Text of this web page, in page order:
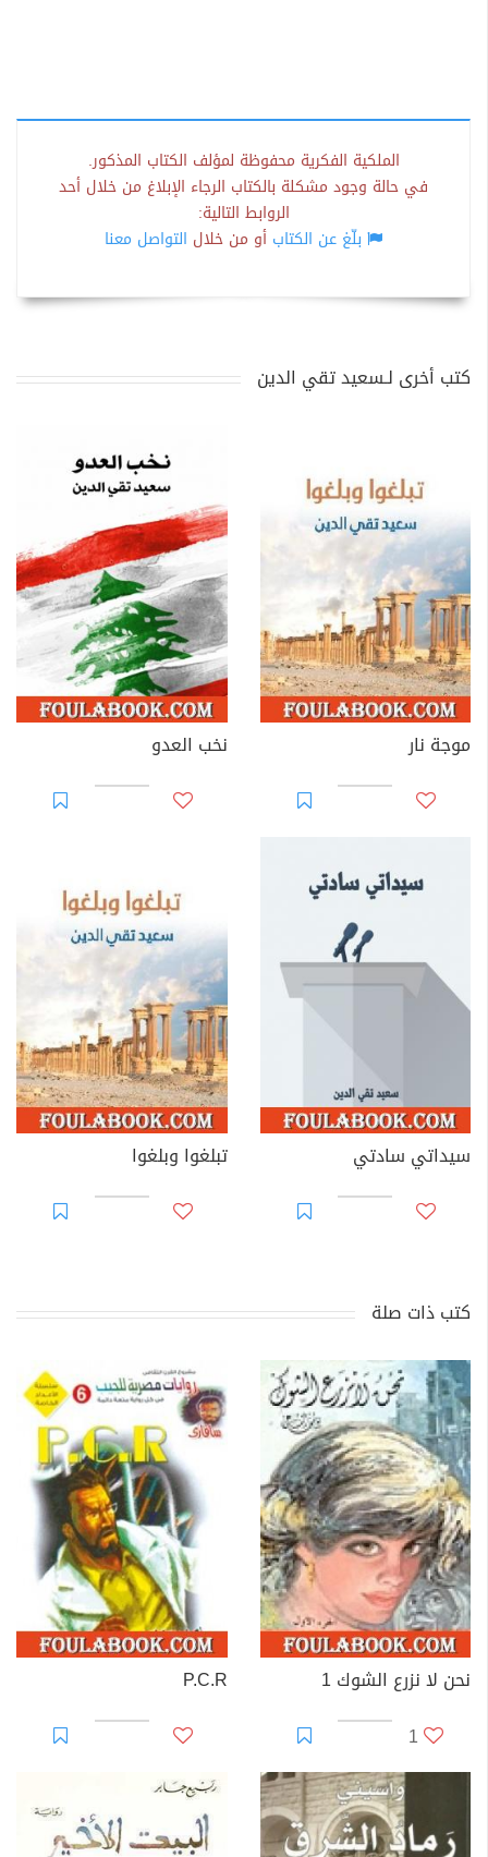
الملكية الفكرية محفوظة لمؤلف الكتاب المذكور.
في حالة وجود مشكلة بالكتاب الرجاء الإبلاغ من خلال أحد
الروابط التالية:
بلّغ عن الكتاب أو من خلال التواصل معنا
كتب أخرى لـسعيد تقي الدين
موجة نار نخب العدو
سيداتي سادتي تبلغوا وبلغوا
كتب ذات صلة
نحن لا نزرع الشوك 1
1
P.C.R